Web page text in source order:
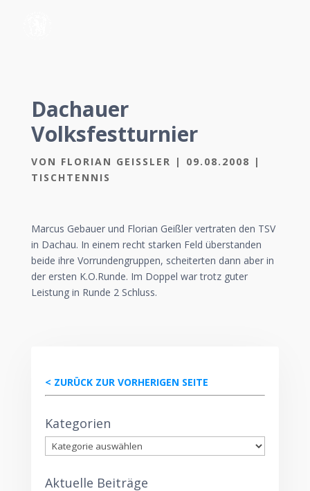
Dachauer
Volksfestturnier
VON FLORIAN GEISSLER | 09.08.2008 |
TISCHTENNIS
Marcus Gebauer und Florian Geißler vertraten den TSV
in Dachau. In einem recht starken Feld überstanden
beide ihre Vorrundengruppen, scheiterten dann aber in
der ersten K.O.Runde. Im Doppel war trotz guter
Leistung in Runde 2 Schluss.
< ZURÜCK ZUR VORHERIGEN SEITE
Kategorien
Kategorien
Aktuelle Beiträge